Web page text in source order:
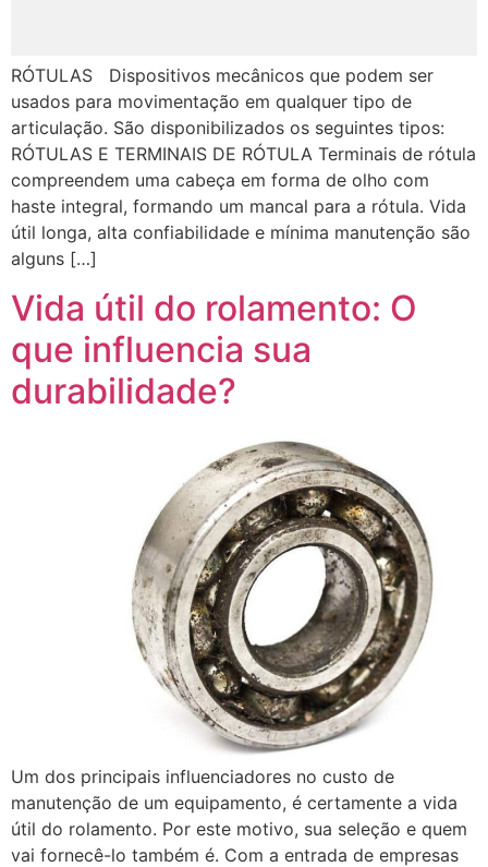
RÓTULAS Dispositivos mecânicos que podem ser
usados para movimentação em qualquer tipo de
articulação. São disponibilizados os seguintes tipos:
RÓTULAS E TERMINAIS DE RÓTULA Terminais de rótula
compreendem uma cabeça em forma de olho com
haste integral, formando um mancal para a rótula. Vida
útil longa, alta confiabilidade e mínima manutenção são
alguns […]
Vida útil do rolamento: O
que influencia sua
durabilidade?
Um dos principais influenciadores no custo de
manutenção de um equipamento, é certamente a vida
útil do rolamento. Por este motivo, sua seleção e quem
vai fornecê-lo também é. Com a entrada de empresas